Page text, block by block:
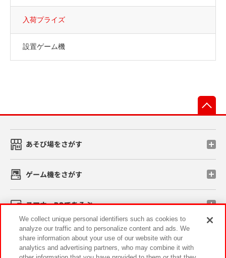
入荷プライズ
設置ゲーム機
あそび場をさがす
ゲーム機をさがす
スマホ・PCであそぶ
イベント・キャンペーン
We collect unique personal identifiers such as cookies to
analyze our traffic and to personalize content and ads. We
share information about your use of our website with our
analytics and advertising partners, who may combine it with